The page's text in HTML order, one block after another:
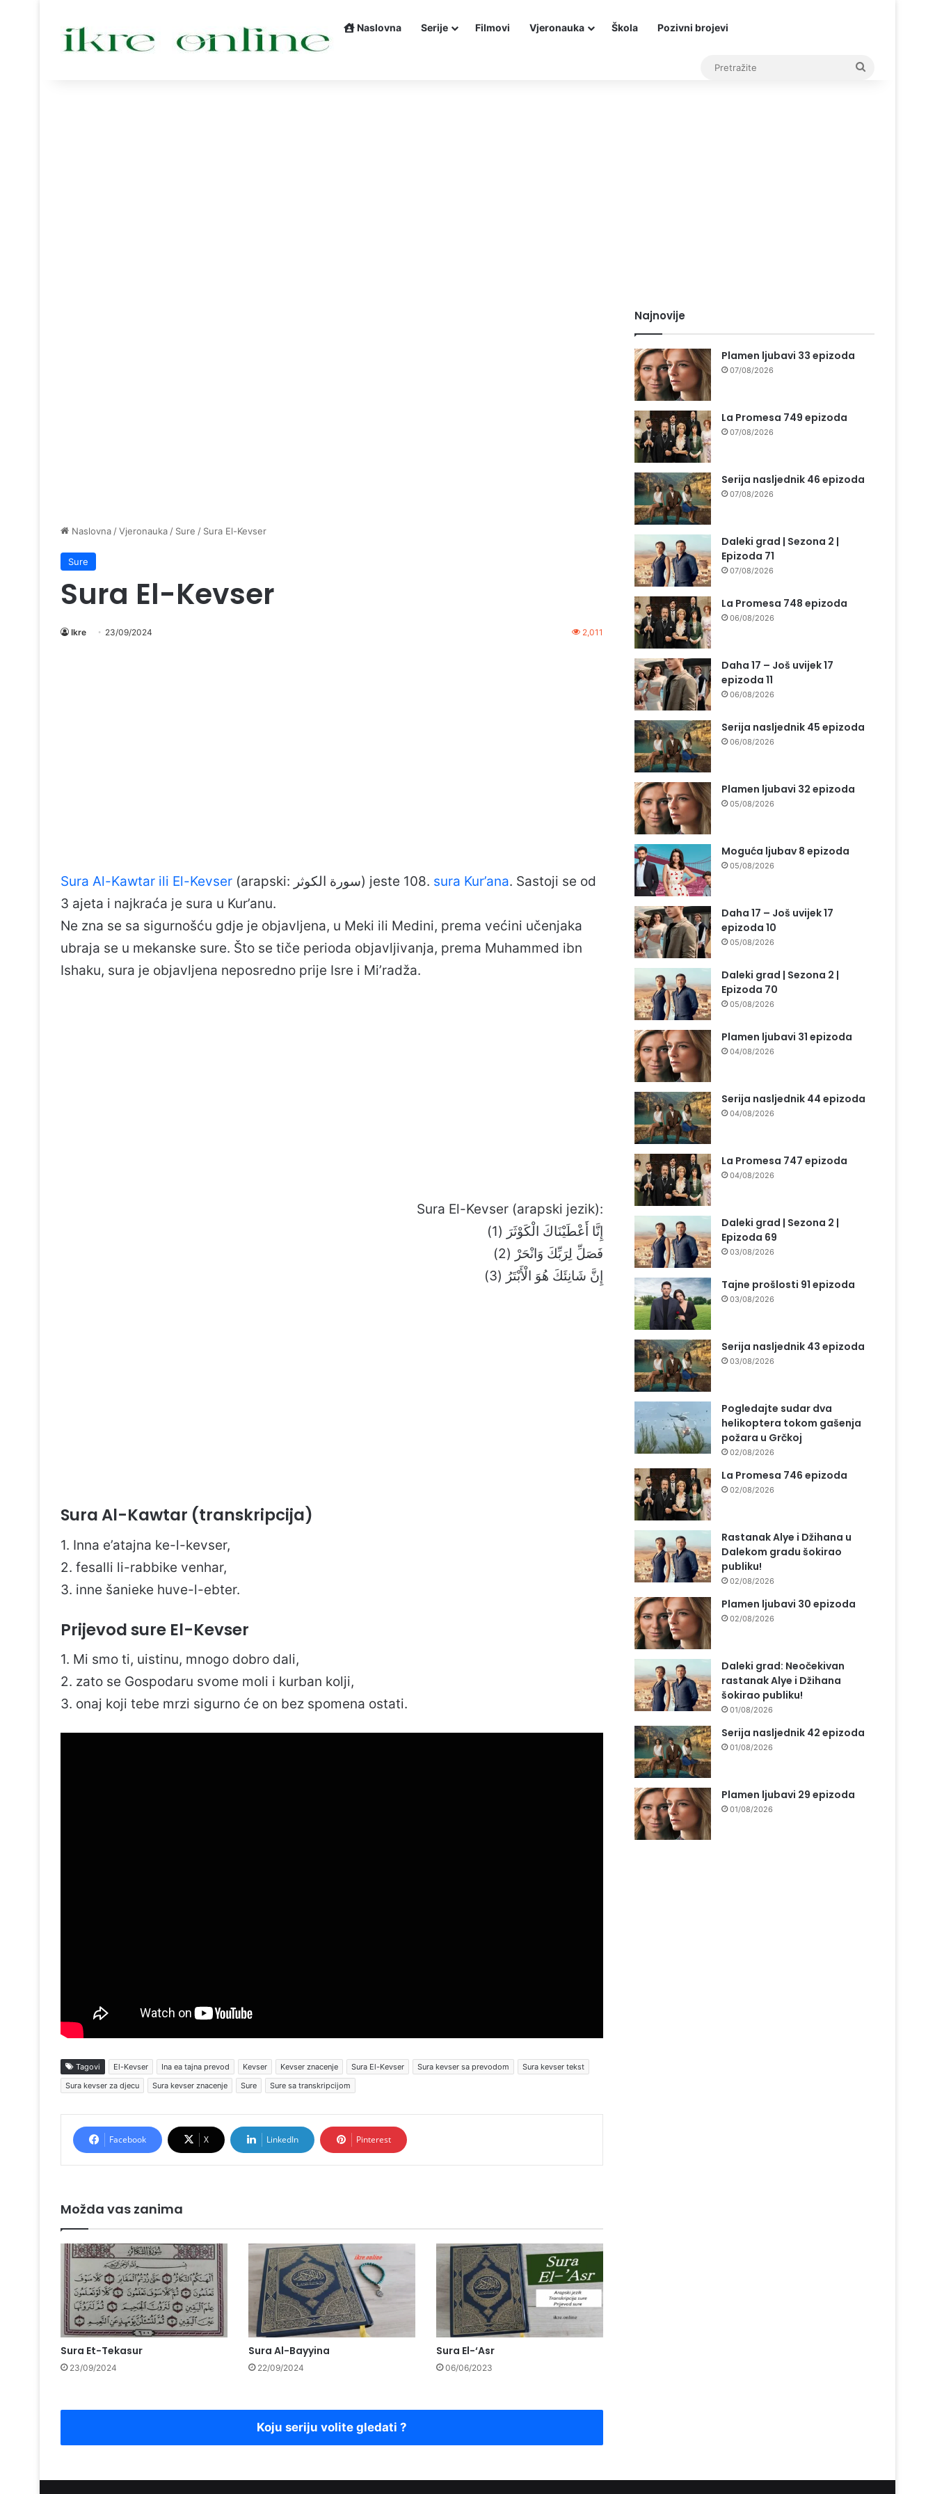
Naslovna Serije Filmovi Vjeronauka Škola Pozivni brojevi
Naslovna /Vjeronauka / Sure / Sura El-Kevser
Sure
Sura El-Kevser
Ikre 23/09/2024 2,011
Sura Al-Kawtar ili El-Kevser (arapski: سورة الكوثر) jeste 108. sura Kur’ana. Sastoji se od
3 ajeta i najkraća je sura u Kur’anu.
Ne zna se sa sigurnošću gdje je objavljena, u Meki ili Medini, prema većini učenjaka
ubraja se u mekanske sure. Što se tiče perioda objavljivanja, prema Muhammed ibn
Ishaku, sura je objavljena neposredno prije Isre i Mi’radža.
Sura El-Kevser (arapski jezik):
إِنَّا أَعْطَيْنَاكَ الْكَوْثَرَ (1)
فَصَلِّ لِرَبِّكَ وَانْحَرْ (2)
إِنَّ شَانِئَكَ هُوَ الْأَبْتَرُ (3)
Sura Al-Kawtar (transkripcija)
1. Inna e’atajna ke-l-kevser,
2. fesalli li-rabbike venhar,
3. inne šanieke huve-l-ebter.
Prijevod sure El-Kevser
1. Mi smo ti, uistinu, mnogo dobro dali,
2. zato se Gospodaru svome moli i kurban kolji,
3. onaj koji tebe mrzi sigurno će on bez spomena ostati.
Tagovi El-Kevser Ina ea tajna prevod Kevser Kevser znacenje Sura El-Kevser Sura kevser sa prevodom
Sura kevser tekst
Sura kevser za djecu
Sura kevser znacenje Sure Sure sa transkripcijom
Facebook X LinkedIn Pinterest
Možda vas zanima
Sura Et-Tekasur
23/09/2024
Sura Al-Bayyina
22/09/2024
Sura El-‘Asr
06/06/2023
Koju seriju volite gledati ?
Najnovije
Plamen ljubavi 33 epizoda
07/08/2026
La Promesa 749 epizoda
07/08/2026
Serija nasljednik 46 epizoda
07/08/2026
Daleki grad | Sezona 2 |
Epizoda 71
07/08/2026
La Promesa 748 epizoda
06/08/2026
Daha 17 – Još uvijek 17
epizoda 11
06/08/2026
Serija nasljednik 45 epizoda
06/08/2026
Plamen ljubavi 32 epizoda
05/08/2026
Moguća ljubav 8 epizoda
05/08/2026
Daha 17 – Još uvijek 17
epizoda 10
05/08/2026
Daleki grad | Sezona 2 |
Epizoda 70
05/08/2026
Plamen ljubavi 31 epizoda
04/08/2026
Serija nasljednik 44 epizoda
04/08/2026
La Promesa 747 epizoda
04/08/2026
Daleki grad | Sezona 2 |
Epizoda 69
03/08/2026
Tajne prošlosti 91 epizoda
03/08/2026
Serija nasljednik 43 epizoda
03/08/2026
Pogledajte sudar dva
helikoptera tokom gašenja
požara u Grčkoj
02/08/2026
La Promesa 746 epizoda
02/08/2026
Rastanak Alye i Džihana u
Dalekom gradu šokirao
publiku!
02/08/2026
Plamen ljubavi 30 epizoda
02/08/2026
Daleki grad: Neočekivan
rastanak Alye i Džihana
šokirao publiku!
01/08/2026
Serija nasljednik 42 epizoda
01/08/2026
Plamen ljubavi 29 epizoda
01/08/2026